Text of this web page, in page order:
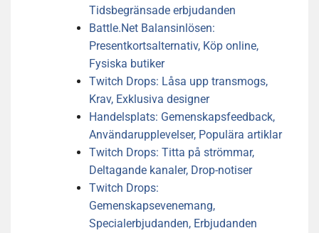
Tidsbegränsade erbjudanden
Battle.Net Balansinlösen:
Presentkortsalternativ, Köp online,
Fysiska butiker
Twitch Drops: Låsa upp transmogs,
Krav, Exklusiva designer
Handelsplats: Gemenskapsfeedback,
Användarupplevelser, Populära artiklar
Twitch Drops: Titta på strömmar,
Deltagande kanaler, Drop-notiser
Twitch Drops:
Gemenskapsevenemang,
Specialerbjudanden, Erbjudanden